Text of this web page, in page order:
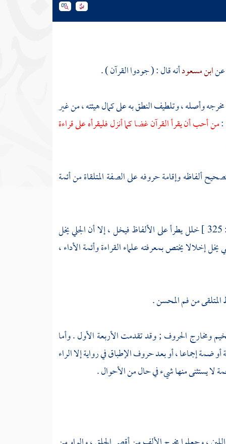
ابن مسعودأنه قال : ( جودوا القرآن ) .
وأصله ، وتلطيف النطق به على كمال هيئته ، من غير
:من أحب أن يقرأ القرآن غضا كما أنزل فليقرأه على قراءة
ألفاظه وإقامة حروفه على الصفة المتلقاة من أئمة
خلل يطرأ على الألفاظ فيخل ، إلا أن الجلي يخل
إخلالا يختص بمعرفته علماء القراءة وأئمة الأداء ،
المتلقى من فم المحسن .
ومخارج الحروف ; وقد تقدمت الأربعة الأول . وأما
ضمة إجماعا ، أو بعد حروف الإطباق في رواية إلا الراء
لا يستثنى منها شيء في حال من الأحوال .